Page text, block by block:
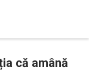
că amână